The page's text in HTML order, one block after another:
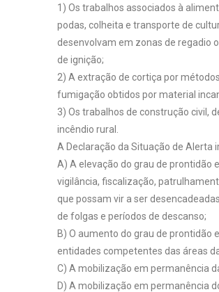
1) Os trabalhos associados à
podas, colheita e transporte de
desenvolvam em zonas de regadio
de ignição;
2) A extração de cortiça por
fumigação obtidos por material
3) Os trabalhos de construção civil,
incêndio rural.
A Declaração da Situação de Alerta
A) A elevação do grau de prontidão
vigilância, fiscalização,
que possam vir a ser
de folgas e períodos de descanso;
B) O aumento do grau de prontidão
entidades competentes das áreas
C) A mobilização em permanência
D) A mobilização em permanência